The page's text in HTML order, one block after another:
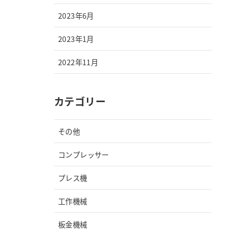
2023年6月
2023年1月
2022年11月
カテゴリー
その他
コンプレッサー
プレス機
工作機械
板金機械